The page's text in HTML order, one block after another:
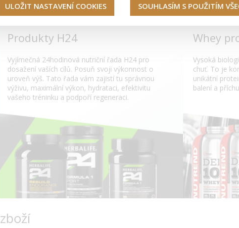
Produkty H24
Vyjímečná 24hodinová nutriční řada H24 pro
dosažení vaších cílů. Posuň svoji výkonnost o
uroveň výš. Tato řada vám zajistí tu správnou
výživu, maximální výkon, hydrataci, efektivitu
vašeho tréninku a podpoří regeneraci.
Whey
Vysoká
chuť. To je
unikátní
balení a
zboží
ULOŽIT NASTAVENÍ COOKIES SOUHLASÍM S POUŽITÍM